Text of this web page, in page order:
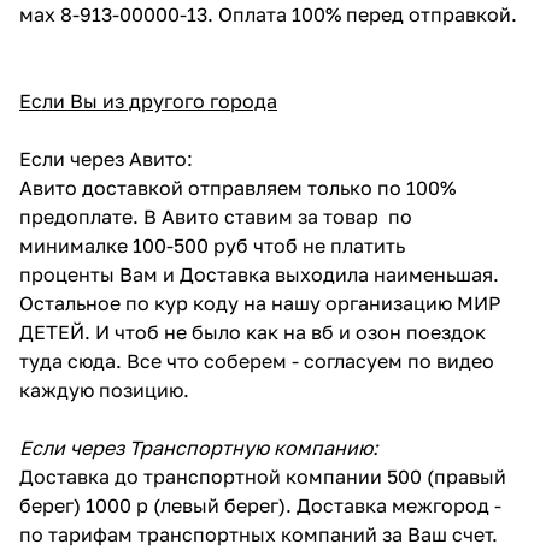
мах 8-913-00000-13. Оплата 100% перед отправкой.
Если Вы из другого города
Если через Авито:
Авито доставкой отправляем только по 100%
предоплате. В Авито ставим за товар по
минималке 100-500 руб чтоб не платить
проценты Вам и Доставка выходила наименьшая.
Остальное по кур коду на нашу организацию МИР
ДЕТЕЙ. И чтоб не было как на вб и озон поездок
туда сюда. Все что соберем - согласуем по видео
каждую позицию.
Если через Транспортную компанию:
Доставка до транспортной компании 500 (правый
берег) 1000 р (левый берег). Доставка межгород -
по тарифам транспортных компаний за Ваш счет.